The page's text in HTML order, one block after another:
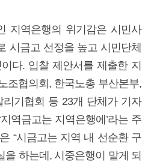
지역은행의 위기감은 시민사
시금고 선정을 높고 시민단체
다. 입찰 제안서를 제출한 지
조협의회, 한국노총 부산본부,
리기협회 등 23개 단체가 기자
역금고는 지역은행에’라는 주
“시금고는 지역 내 선순환 구
을 하는데, 시중은행이 맡게 되